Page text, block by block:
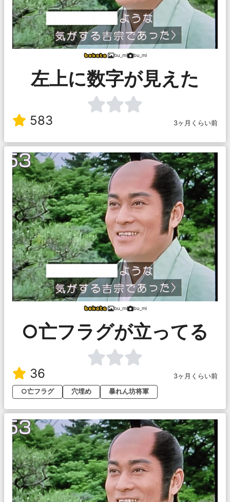
bu_mi bu_mi
左上に数字が見えた
583 3ヶ月くらい前
bu_mi bu_mi
○亡フラグが立ってる
36
3ヶ月くらい前
○亡フラグ
穴埋め 暴れん坊将軍